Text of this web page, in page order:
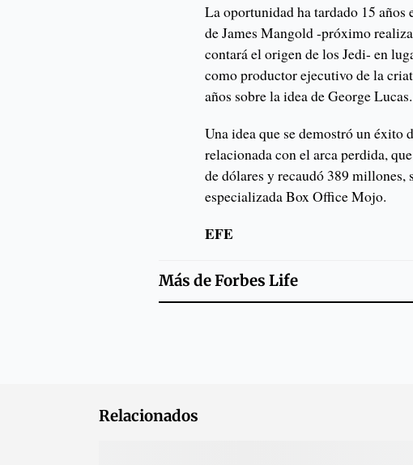
La oportunidad ha tardado 15
de James Mangold -próximo
contará el origen de los Jedi- en
como productor ejecutivo de la
años sobre la idea de George Lucas.
Una idea que se demostró un éxito
relacionada con el arca perdida,
de dólares y recaudó 389 millones,
especializada Box Office Mojo.
EFE
Más deForbes Life
Relacionados